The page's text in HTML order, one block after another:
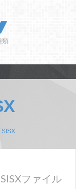
類
SISX
ファイル